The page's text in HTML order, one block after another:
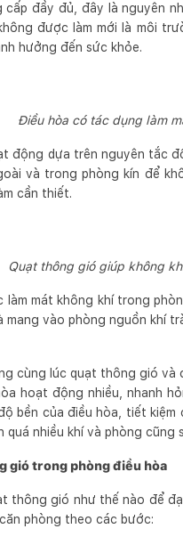
đầy đủ, đây là nguyên
được làm mới là môi
hưởng đến sức khỏe.
Điều hòa có tác dụng làm
dựa trên nguyên tắc
và trong phòng kín để
cần thiết.
Quạt thông gió giúp không
làm mát không khí trong
mang vào phòng nguồn khí
cùng lúc quạt thông gió
hoạt động nhiều, nhanh
bền của điều hòa, tiết
quá nhiều khí và phòng cũng
gió trong phòng điều hòa
thông gió như thế nào để
phòng theo các bước: